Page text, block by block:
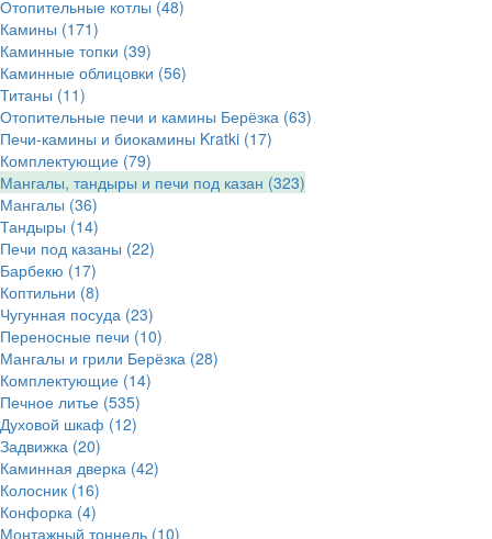
Отопительные котлы (48)
Камины (171)
Каминные топки (39)
Каминные облицовки (56)
Титаны (11)
Отопительные печи и камины Берёзка (63)
Печи-камины и биокамины Kratki (17)
Комплектующие (79)
Мангалы, тандыры и печи под казан (323)
Мангалы (36)
Тандыры (14)
Печи под казаны (22)
Барбекю (17)
Коптильни (8)
Чугунная посуда (23)
Переносные печи (10)
Мангалы и грили Берёзка (28)
Комплектующие (14)
Печное литье (535)
Духовой шкаф (12)
Задвижка (20)
Каминная дверка (42)
Колосник (16)
Конфорка (4)
Монтажный тоннель (10)